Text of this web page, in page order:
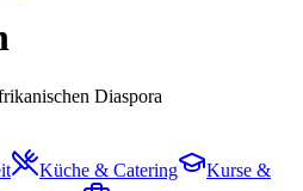
Diaspora
Küche & Catering
Kurse &